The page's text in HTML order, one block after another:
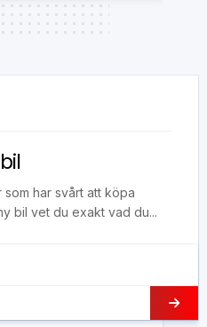
som har svårt att köpa
bil vet du exakt vad du...